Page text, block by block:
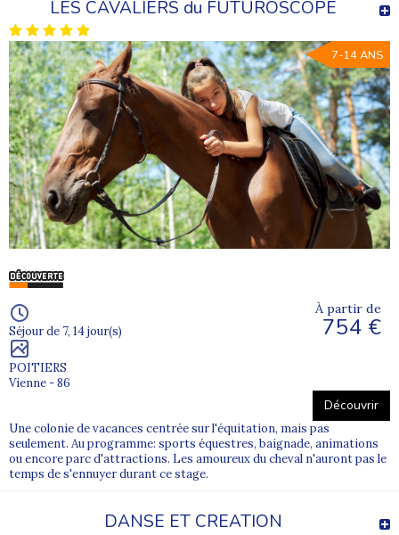
LES CAVALIERS du FUTUROSCOPE
7-14 ANS
Séjour de 7, 14 jour(s)
POITIERS
Vienne - 86
À partir de
754 €
Découvrir
Une colonie de vacances centrée sur l'équitation, mais pas
seulement. Au programme: sports équestres, baignade, animations
ou encore parc d'attractions. Les amoureux du cheval n'auront pas le
temps de s'ennuyer durant ce stage.
DANSE ET CREATION